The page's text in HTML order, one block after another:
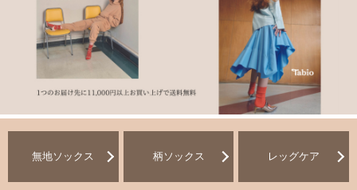
無地ソックス 柄ソックス レッグケア